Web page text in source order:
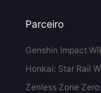
Parceiro
Genshin Impact
Honkai: Star Rail
Zenless Zone Zero